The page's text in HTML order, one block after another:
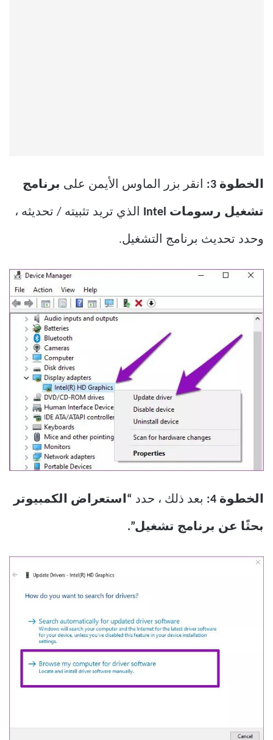
الخطوة 3: انقر بزر الماوس الأيمن على برنامج
تشغيل رسومات Intel الذي تريد تثبيته / تحديثه ،
وحدد تحديث برنامج التشغيل.
الخطوة 4: بعد ذلك ، حدد “استعراض الكمبيوتر
بحثًا عن برنامج تشغيل”.